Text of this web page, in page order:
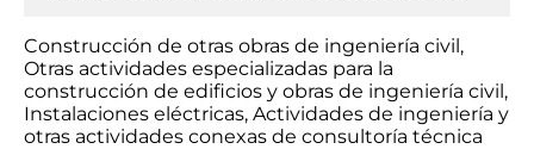
Construcción de otras obras de ingeniería civil,
Otras actividades especializadas para la
construcción de edificios y obras de ingeniería civil,
Instalaciones eléctricas, Actividades de ingeniería y
otras actividades conexas de consultoría técnica